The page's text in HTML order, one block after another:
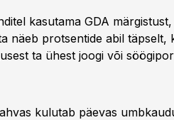
kasutama GDA
näeb protsentide abil täpselt,
ta ühest joogi või
kulutab päevas